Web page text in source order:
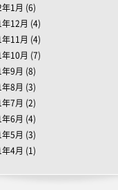
1月 (6)
12月 (4)
11月 (4)
10月 (7)
9月 (8)
8月 (3)
7月 (2)
6月 (4)
5月 (3)
4月 (1)